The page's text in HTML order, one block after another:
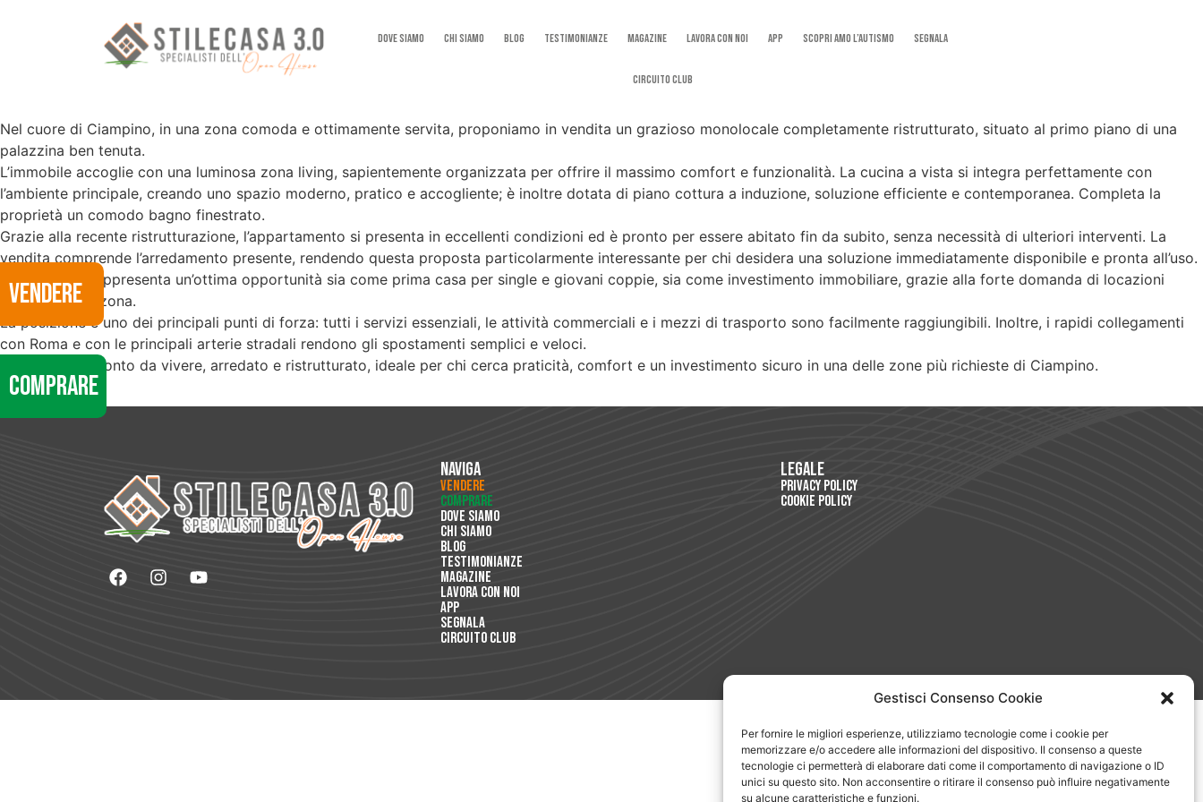
Gestisci Consenso Cookie
Per fornire le migliori esperienze, utilizziamo tecnologie come i cookie per
memorizzare e/o accedere alle informazioni del dispositivo. Il consenso a queste
tecnologie ci permetterà di elaborare dati come il comportamento di navigazione o ID
unici su questo sito. Non acconsentire o ritirare il consenso può influire negativamente
su alcune caratteristiche e funzioni.
Dove Siamo Chi Siamo Blog Testimonianze Magazine Lavora con noi App SCOPRI AMO L’AUTISMO Segnala
Circuito Club
Nel cuore di Ciampino, in una zona comoda e ottimamente servita, proponiamo in vendita un grazioso monolocale completamente ristrutturato, situato al primo piano di una
palazzina ben tenuta.
L’immobile accoglie con una luminosa zona living, sapientemente organizzata per offrire il massimo comfort e funzionalità. La cucina a vista si integra perfettamente con
l’ambiente principale, creando uno spazio moderno, pratico e accogliente; è inoltre dotata di piano cottura a induzione, soluzione efficiente e contemporanea. Completa la
proprietà un comodo bagno finestrato.
Grazie alla recente ristrutturazione, l’appartamento si presenta in eccellenti condizioni ed è pronto per essere abitato fin da subito, senza necessità di ulteriori interventi. La
vendita comprende l’arredamento presente, rendendo questa proposta particolarmente interessante per chi desidera una soluzione immediatamente disponibile e pronta all’uso.
La soluzione rappresenta un’ottima opportunità sia come prima casa per single e giovani coppie, sia come investimento immobiliare, grazie alla forte domanda di locazioni
presente nella zona.
La posizione è uno dei principali punti di forza: tutti i servizi essenziali, le attività commerciali e i mezzi di trasporto sono facilmente raggiungibili. Inoltre, i rapidi collegamenti
con Roma e con le principali arterie stradali rendono gli spostamenti semplici e veloci.
Un immobile pronto da vivere, arredato e ristrutturato, ideale per chi cerca praticità, comfort e un investimento sicuro in una delle zone più richieste di Ciampino.
VENDERE
COMPRARE
Naviga
Vendere
Comprare
Dove Siamo
Chi Siamo
Blog
Testimonianze
Magazine
Lavora con Noi
App
Segnala
Circuito Club
Legale
Privacy Policy
Cookie Policy